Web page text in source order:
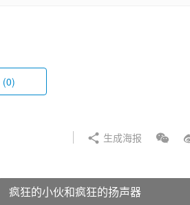
(0)
生成海报
疯狂的小伙和疯狂的扬声器